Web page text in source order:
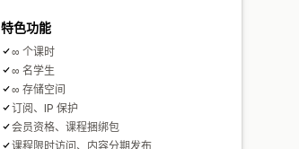
特色功能
∞ 个课时
∞ 名学生
∞ 存储空间
订阅、IP 保护
会员资格、课程捆绑包
课程限时访问、内容分期发布